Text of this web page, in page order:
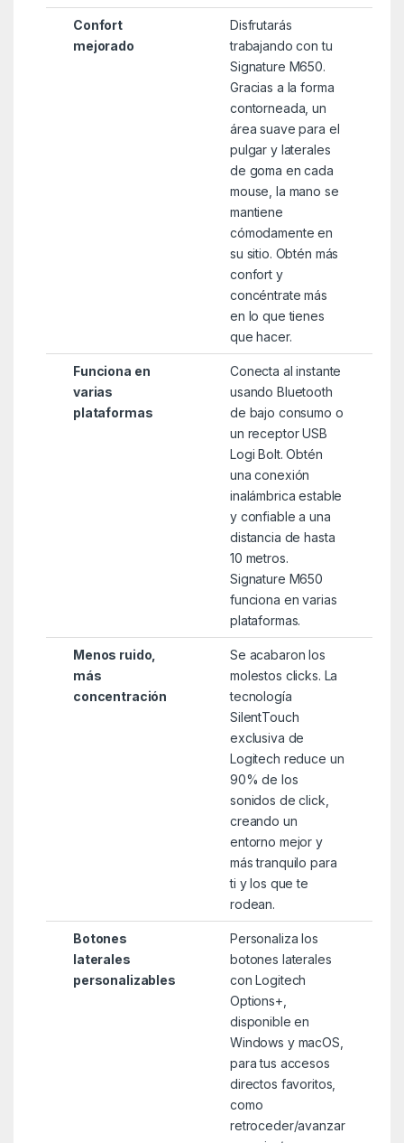
Confort
mejorado
Disfrutarás
trabajando con tu
Signature M650.
Gracias a la forma
contorneada, un
área suave para el
pulgar y laterales
de goma en cada
mouse, la mano se
mantiene
cómodamente en
su sitio. Obtén más
confort y
concéntrate más
en lo que tienes
que hacer.
Funciona en
varias
plataformas
Conecta al instante
usando Bluetooth
de bajo consumo o
un receptor USB
Logi Bolt. Obtén
una conexión
inalámbrica estable
y confiable a una
distancia de hasta
10 metros.
Signature M650
funciona en varias
plataformas.
Menos ruido,
más
concentración
Se acabaron los
molestos clicks. La
tecnología
SilentTouch
exclusiva de
Logitech reduce un
90% de los
sonidos de click,
creando un
entorno mejor y
más tranquilo para
ti y los que te
rodean.
Botones
laterales
personalizables
Personaliza los
botones laterales
con Logitech
Options+,
disponible en
Windows y macOS,
para tus accesos
directos favoritos,
como
retroceder/avanzar